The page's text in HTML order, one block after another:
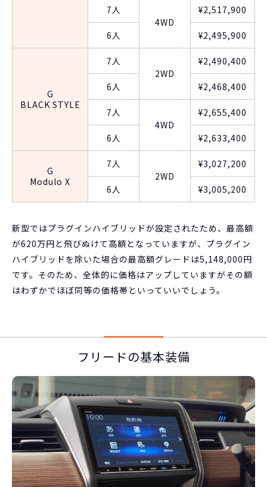
7人
4WD
¥2,517,900
6人 ¥2,495,900
G
BLACK STYLE
7人
2WD
¥2,490,400
6人 ¥2,468,400
7人
4WD
¥2,655,400
6人 ¥2,633,400
G
Modulo X
7人
2WD
¥3,027,200
6人 ¥3,005,200
新型ではプラグインハイブリッドが設定されたため、最高額
が620万円と飛びぬけて高額となっていますが、プラグイン
ハイブリッドを除いた場合の最高額グレードは5,148,000円
です。そのため、全体的に価格はアップしていますがその額
はわずかでほぼ同等の価格帯といっていいでしょう。
フリードの基本装備